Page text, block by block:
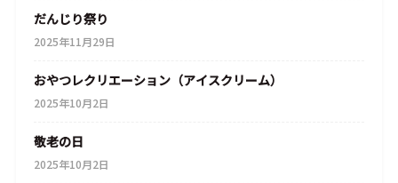
だんじり祭り
2025年11月29日
おやつレクリエーション（アイスクリーム）
2025年10月2日
敬老の日
2025年10月2日